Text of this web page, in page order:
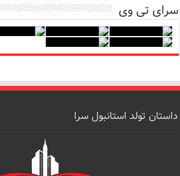
سرای تی وی
داستان تولد استانبول سرا